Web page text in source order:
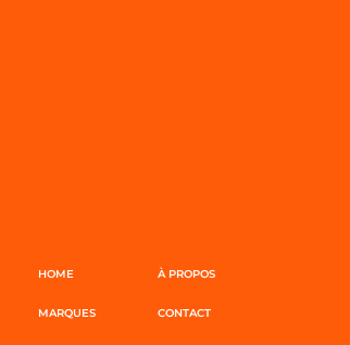
HOME
MARQUES
À PROPOS
CONTACT